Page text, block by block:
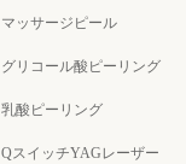
マッサージピール
グリコール酸ピーリング
乳酸ピーリング
QスイッチYAGレーザー